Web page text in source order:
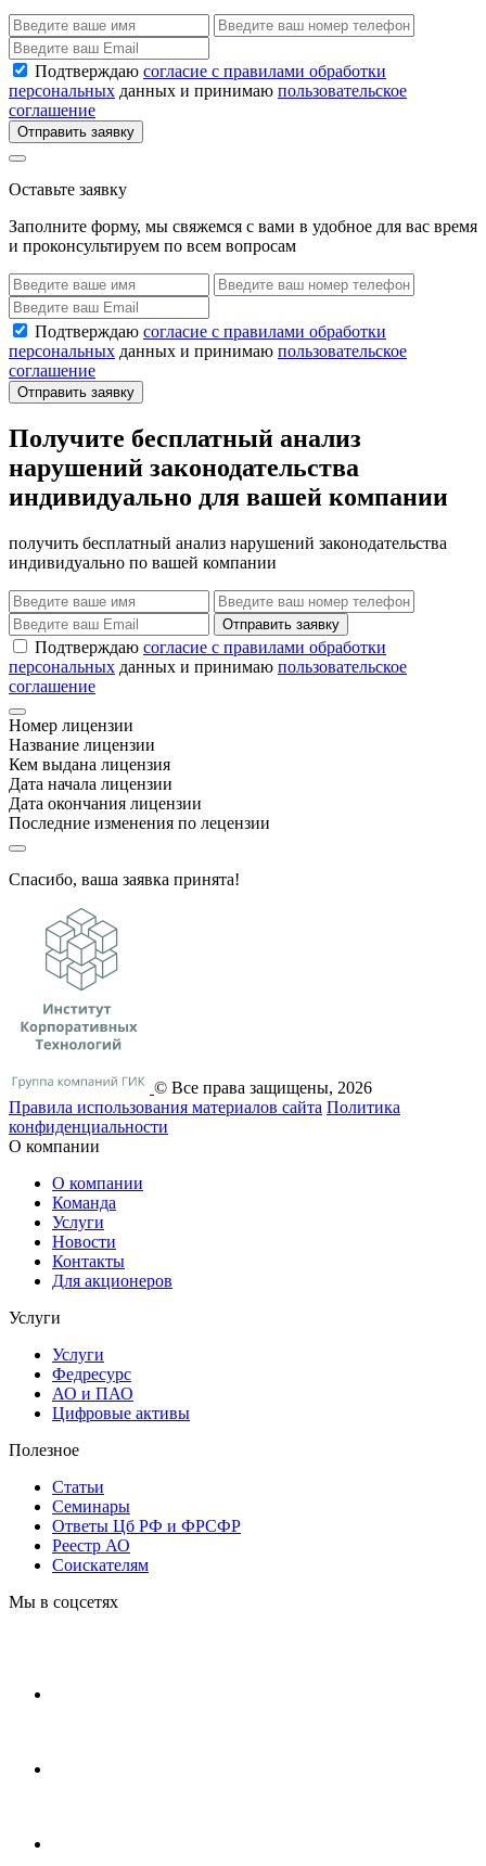
Подтверждаю согласие с правилами обработки
персональных данных и принимаю пользовательское
соглашение
Отправить заявку
Оставьте заявку
Заполните форму, мы свяжемся с вами в удобное для вас время
и проконсультируем по всем вопросам
Подтверждаю согласие с правилами обработки
персональных данных и принимаю пользовательское
соглашение
Отправить заявку
Получите бесплатный анализ
нарушений законодательства
индивидуально для вашей компании
получить бесплатный анализ нарушений законодательства
индивидуально по вашей компании
Отправить заявку
Подтверждаю согласие с правилами обработки
персональных данных и принимаю пользовательское
соглашение
Номер лицензии
Название лицензии
Кем выдана лицензия
Дата начала лицензии
Дата окончания лицензии
Последние изменения по лецензии
Спасибо, ваша заявка принята!
© Все права защищены, 2026
Правила использования материалов сайта Политика
конфиденциальности
О компании
О компании
Команда
Услуги
Новости
Контакты
Для акционеров
Услуги
Услуги
Федресурс
АО и ПАО
Цифровые активы
Полезное
Статьи
Cеминары
Ответы Цб РФ и ФРСФР
Реестр АО
Соискателям
Мы в соцсетях